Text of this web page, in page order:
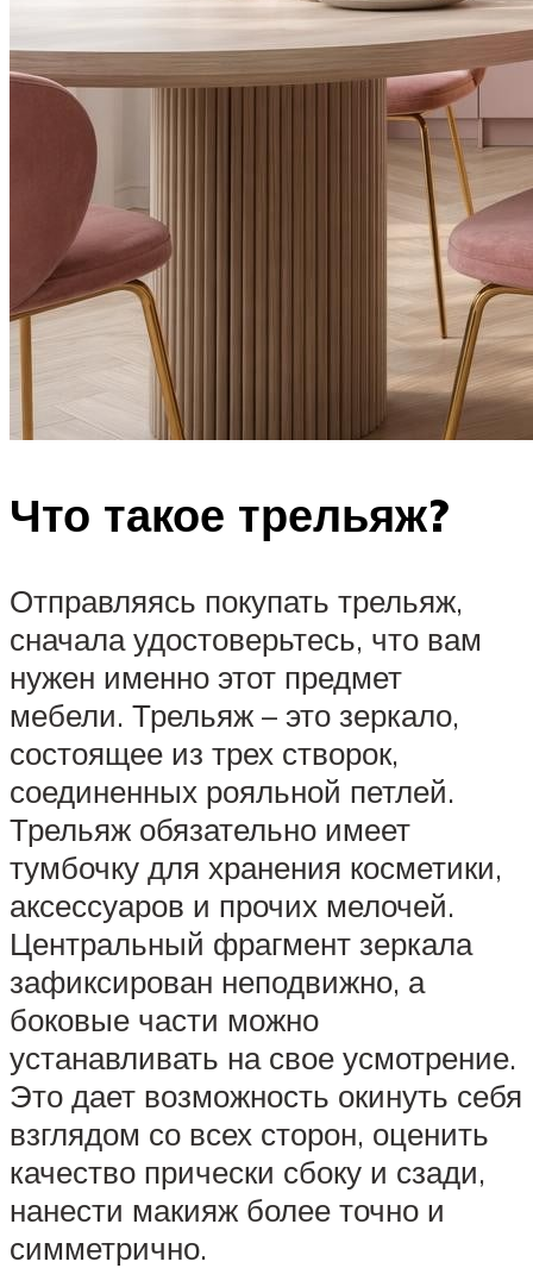
Что такое трельяж?
Отправляясь покупать трельяж,
сначала удостоверьтесь, что вам
нужен именно этот предмет
мебели. Трельяж – это зеркало,
состоящее из трех створок,
соединенных рояльной петлей.
Трельяж обязательно имеет
тумбочку для хранения косметики,
аксессуаров и прочих мелочей.
Центральный фрагмент зеркала
зафиксирован неподвижно, а
боковые части можно
устанавливать на свое усмотрение.
Это дает возможность окинуть себя
взглядом со всех сторон, оценить
качество прически сбоку и сзади,
нанести макияж более точно и
симметрично.